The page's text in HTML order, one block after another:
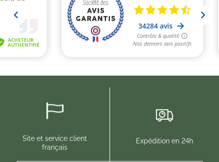
Site et service client
français
Expédition en 24h